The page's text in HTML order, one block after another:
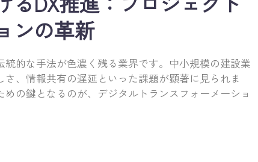
ンの革新
的な手法が色濃く残る業界です。中小規模の建設業
、情報共有の遅延といった課題が顕著に見られま
の鍵となるのが、デジタルトランスフォーメーショ